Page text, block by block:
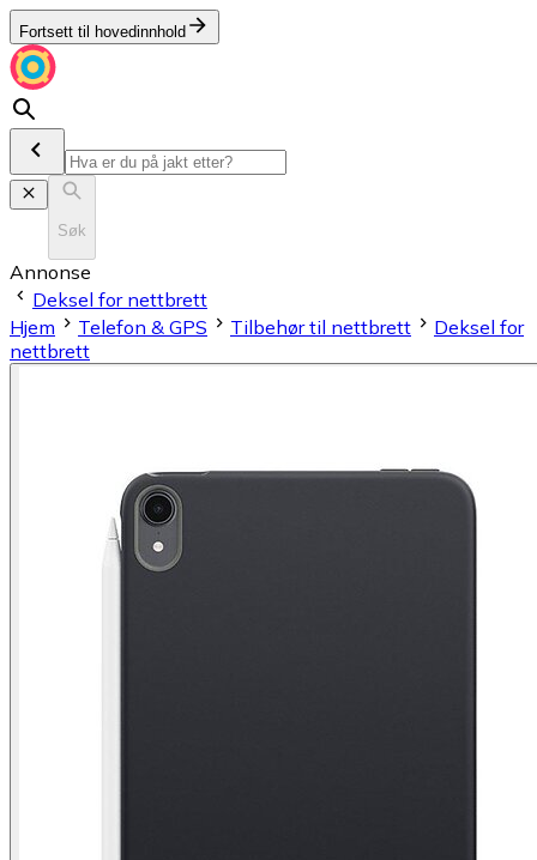
Fortsett til hovedinnhold
Søk
Annonse
Deksel for nettbrett
Hjem
Telefon & GPS Tilbehør til nettbrett
Deksel for
nettbrett